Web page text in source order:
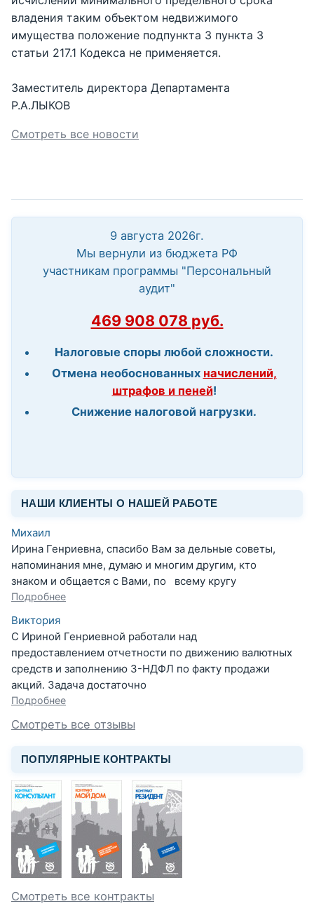
владения таким объектом недвижимого
имущества положение подпункта 3 пункта 3
статьи 217.1 Кодекса не применяется.
Заместитель директора Департамента
Р.А.ЛЫКОВ
Смотреть все новости
9 августа 2026г.
Мы вернули из бюджета РФ
участникам программы "Персональный
аудит"
469 908 078 руб.
Налоговые споры любой сложности.
Отмена необоснованных начислений,
штрафов и пеней!
Снижение налоговой нагрузки.
НАШИ КЛИЕНТЫ О НАШЕЙ РАБОТЕ
Михаил
Ирина Генриевна, спасибо Вам за дельные советы,
напоминания мне, думаю и многим другим, кто
знаком и общается с Вами, по всему кругу
Подробнее
Виктория
С Ириной Генриевной работали над
предоставлением отчетности по движению валютных
средств и заполнению 3-НДФЛ по факту продажи
акций. Задача достаточно
Подробнее
Смотреть все отзывы
ПОПУЛЯРНЫЕ КОНТРАКТЫ
Смотреть все контракты